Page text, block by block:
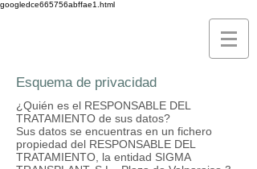
googledce665756abffae1.html
Esquema de privacidad
¿Quién es el RESPONSABLE DEL
TRATAMIENTO de sus datos?
Sus datos se encuentras en un fichero
propiedad del RESPONSABLE DEL
TRATAMIENTO, la entidad SIGMA